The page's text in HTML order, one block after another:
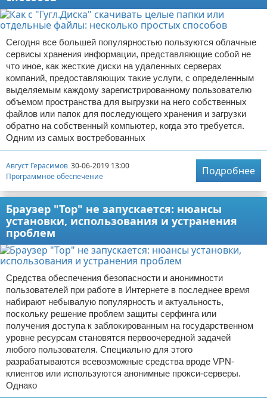
Сегодня все большей популярностью пользуются облачные
сервисы хранения информации, представляющие собой не
что иное, как жесткие диски на удаленных серверах
компаний, предоставляющих такие услуги, с определенным
выделяемым каждому зарегистрированному пользователю
объемом пространства для выгрузки на него собственных
файлов или папок для последующего хранения и загрузки
обратно на собственный компьютер, когда это требуется.
Одним из самых востребованных
Август Герасимов 30-06-2019 13:00
Программное обеспечение
Подробнее
Браузер "Тор" не запускается: нюансы
установки, использования и устранения
проблем
Средства обеспечения безопасности и анонимности
пользователей при работе в Интернете в последнее время
набирают небывалую популярность и актуальность,
поскольку решение проблем защиты серфинга или
получения доступа к заблокированным на государственном
уровне ресурсам становятся первоочередной задачей
любого пользователя. Специально для этого
разрабатываются всевозможные средства вроде VPN-
клиентов или используются анонимные прокси-серверы.
Однако